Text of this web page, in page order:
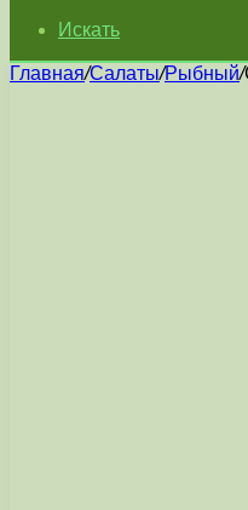
Искать
Главная/Салаты/Рыбный/